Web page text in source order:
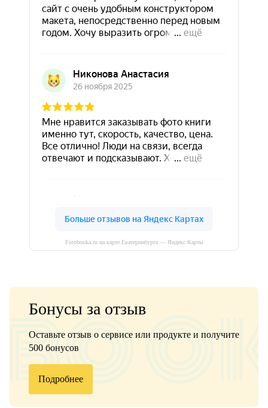
Fotobooka.ru на карте Екатеринбурга — Яндекс Карты
Бонусы за отзыв
Оставьте отзыв о сервисе или продукте и получите
500 бонусов
Подробнее